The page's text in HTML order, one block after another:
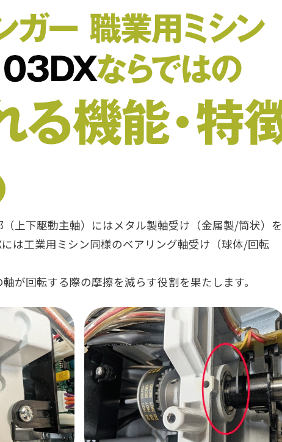
上下駆動主軸）にはメタル製軸受け（金属製/筒状）を
は工業用ミシン同様のベアリング軸受け（球体/回転
が回転する際の摩擦を減らす役割を果たします。